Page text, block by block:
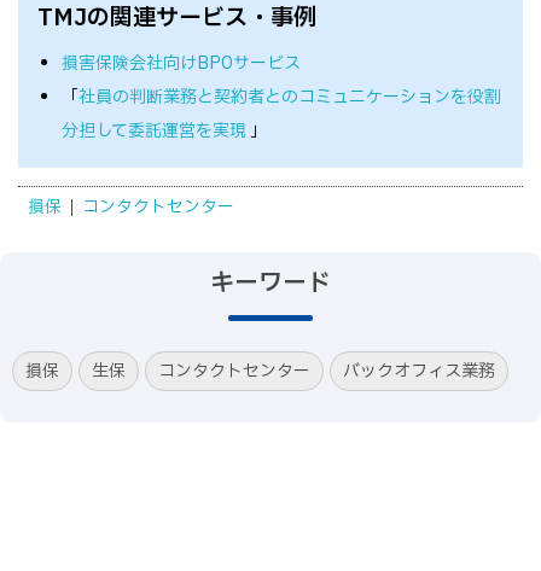
TMJの関連サービス・事例
損害保険会社向けBPOサービス
「社員の判断業務と契約者とのコミュニケーションを役割
分担して委託運営を実現」
損保 コンタクトセンター
キーワード
損保 生保 コンタクトセンター バックオフィス業務